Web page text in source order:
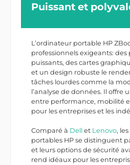
Puissant et
L’ordinateur portable HP
professionnels exigeants: des
puissants, des cartes
et un design robuste le
tâches lourdes comme la
l’analyse de données. Il offre
entre performance, mobilité
pour les entreprises et les
Comparé à Dell et Lenovo,
portables HP se distinguent
et leurs options de sécurité
rend idéaux pour les